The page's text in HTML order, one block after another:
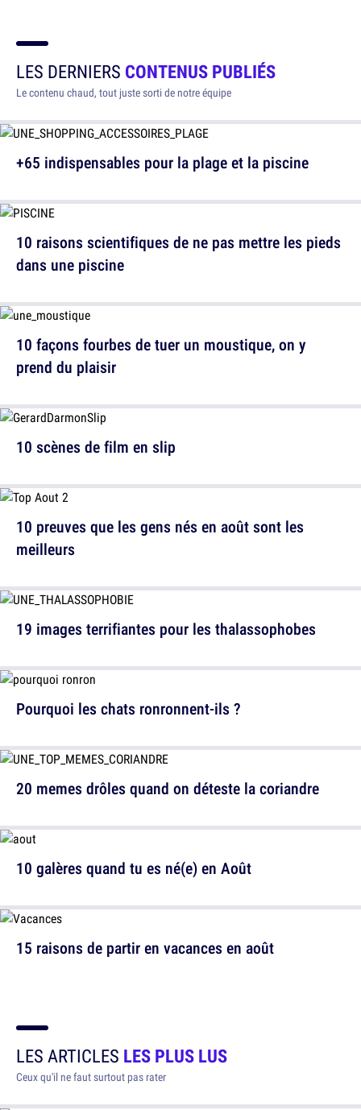
LES DERNIERS CONTENUS PUBLIÉS
Le contenu chaud, tout juste sorti de notre équipe
+65 indispensables pour la plage et la piscine
10 façons fourbes de tuer un moustique, on y
prend du plaisir
10 preuves que les gens nés en août sont les
meilleurs
Pourquoi les chats ronronnent-ils ?
10 galères quand tu es né(e) en Août
10 raisons scientifiques de ne pas mettre les pieds
dans une piscine
10 scènes de film en slip
19 images terrifiantes pour les thalassophobes
20 memes drôles quand on déteste la coriandre
15 raisons de partir en vacances en août
LES ARTICLES LES PLUS LUS
Ceux qu'il ne faut surtout pas rater